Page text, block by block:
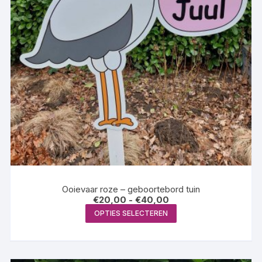
Ooievaar roze – geboortebord tuin
€20,00 - €40,00Prijsklasse:
€20,00
€40,00
OPTIES SELECTEREN
product